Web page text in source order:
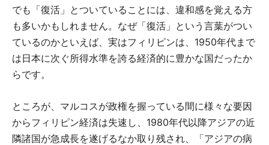
でも「復活」とついていることには、違和感を覚える方
も多いかもしれません。なぜ「復活」という言葉がつい
ているのかといえば、実はフィリピンは、1950年代まで
は日本に次ぐ所得水準を誇る経済的に豊かな国だったか
らです。
ところが、マルコスが政権を握っている間に様々な要因
からフィリピン経済は失速し、1980年代以降アジアの近
隣諸国が急成長を遂げるなか取り残され、「アジアの病